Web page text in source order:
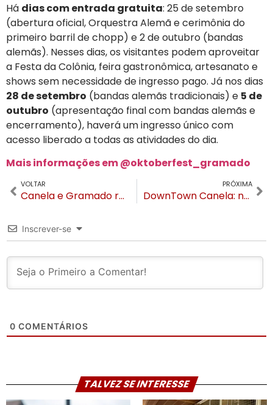
Há dias com entrada gratuita: 25 de setembro
(abertura oficial, Orquestra Alemã e cerimônia do
primeiro barril de chopp) e 2 de outubro (bandas
alemãs). Nesses dias, os visitantes podem aproveitar
a Festa da Colônia, feira gastronômica, artesanato e
shows sem necessidade de ingresso pago. Já nos dias
28 de setembro (bandas alemãs tradicionais) e 5 de
outubro (apresentação final com bandas alemãs e
encerramento), haverá um ingresso único com
acesso liberado a todas as atividades do dia.
Mais informações em @oktoberfest_gramado
VOLTAR
Canela e Gramado reforçam oferta de vacina e ampliam atendimento na luta contra a gripe
PRÓXIMA
DownTown Canela: novo complexo chega para impulsionar o desenvolvimento urbano da cidade
Inscrever-se
0 COMENTÁRIOS
TALVEZ SE INTERESSE